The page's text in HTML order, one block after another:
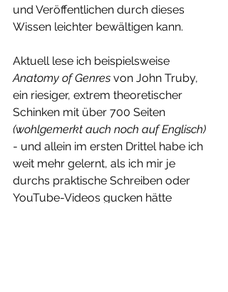
und Veröffentlichen durch dieses
Wissen leichter bewältigen kann.
Aktuell lese ich beispielsweise
Anatomy of Genres von John Truby,
ein riesiger, extrem theoretischer
Schinken mit über 700 Seiten
(wohlgemerkt auch noch auf Englisch)
- und allein im ersten Drittel habe ich
weit mehr gelernt, als ich mir je
durchs praktische Schreiben oder
YouTube-Videos gucken hätte